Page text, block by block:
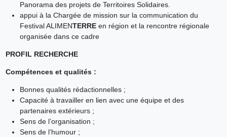
Panorama des projets de Territoires Solidaires.
appui à la Chargée de mission sur la communication du
Festival ALIMENTERREen région et la rencontre régionale
organisée dans ce cadre
PROFIL RECHERCHE
Compétences et qualités :
Bonnes qualités rédactionnelles ;
Capacité à travailler en lien avec une équipe et des
partenaires extérieurs ;
Sens de l’organisation ;
Sens de l’humour ;